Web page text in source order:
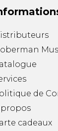
de
propos
cadeaux